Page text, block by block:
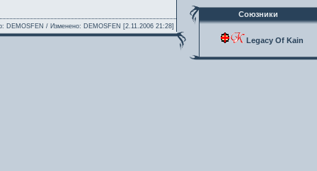
DEMOSFEN / Изменено: DEMOSFEN [2.11.2006 21:28]
Союзники
Legacy Of Kain